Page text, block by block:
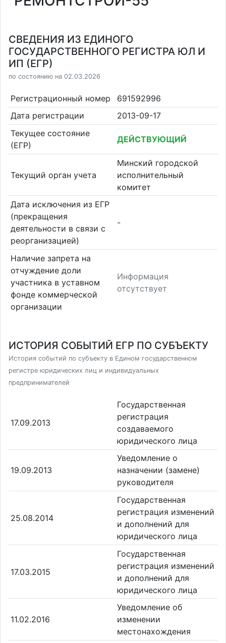
СВЕДЕНИЯ ИЗ ЕДИНОГО
ГОСУДАРСТВЕННОГО РЕГИСТРА ЮЛ И
ИП (ЕГР)
по состоянию на 02.03.2026
Регистрационный номер
691592996
Дата регистрации
2013-09-17
Текущее состояние
(ЕГР)
ДЕЙСТВУЮЩИЙ
Текущий орган учета
Минский городской
исполнительный
комитет
Дата исключения из ЕГР
(прекращения
деятельности в связи с
реорганизацией)
-
Наличие запрета на
отчуждение доли
участника в уставном
фонде коммерческой
организации
Информация
отсутствует
ИСТОРИЯ СОБЫТИЙ ЕГР ПО СУБЪЕКТУ
История событий по субъекту в Едином государственном
регистре юридических лиц и индивидуальных
предпринимателей
17.09.2013
Государственная
регистрация
создаваемого
юридического лица
19.09.2013
Уведомление о
назначении (замене)
руководителя
25.08.2014
Государственная
регистрация изменений
и дополнений для
юридического лица
17.03.2015
Государственная
регистрация изменений
и дополнений для
юридического лица
11.02.2016
Уведомление об
изменении
местонахождения